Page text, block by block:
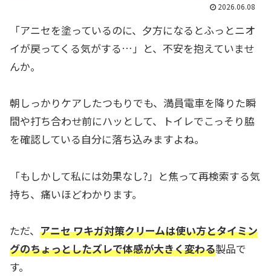
2026.06.08
「アニセを塗っているのに、夕方になるとふっとニオ
イが戻ってくる気がする…」と、不安を抱えていませ
んか。
朝しっかりケアしたつもりでも、満員電車を降りた瞬
間や打ち合わせ前にハッとして、トイレでこっそり脇
を確認している自分に落ち込みますよね。
「もしかして私には効果なし?」と焦って再検索する気
持ち、痛いほどわかります。
ただ、 アニセ ワキガ対策クリームは使い方とタイミン
グのちょっとしたズレで体感が大きく変わる製品で
す。